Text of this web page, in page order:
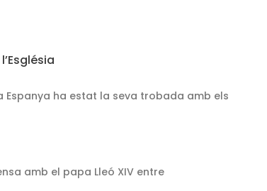
Espanya ha estat la seva trobada amb els
amb el papa Lleó XIV entre